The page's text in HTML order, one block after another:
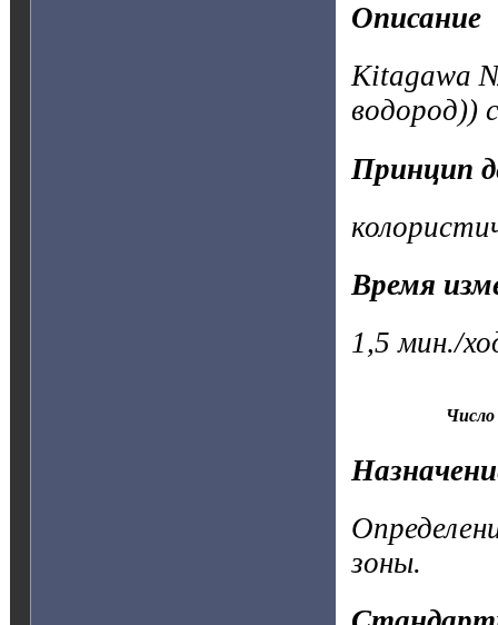
Описание
Kitagawa
водород))
Принцип
Время
1,5 мин./
зоны.